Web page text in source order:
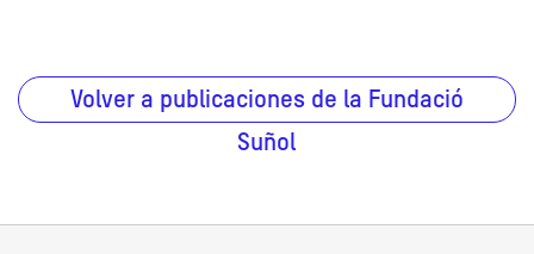
Volver a publicaciones de la Fundació
Suñol